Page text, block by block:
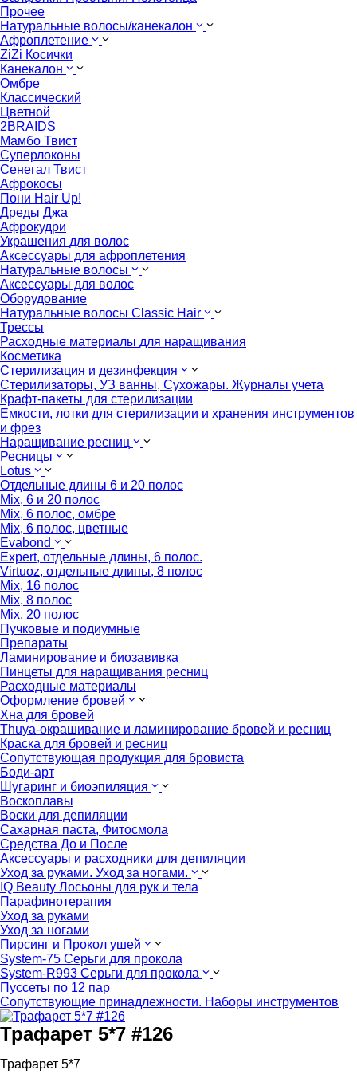
Прочее
Натуральные волосы/канекалон
Афроплетение
ZiZi Косички
Канекалон
Омбре
Классический
Цветной
2BRAIDS
Мамбо Твист
Суперлоконы
Сенегал Твист
Афрокосы
Пони Hair Up!
Дреды Джа
Афрокудри
Украшения для волос
Аксессуары для афроплетения
Натуральные волосы
Аксессуары для волос
Оборудование
Натуральные волосы Classic Hair
Трессы
Расходные материалы для наращивания
Косметика
Стерилизация и дезинфекция
Стерилизаторы, УЗ ванны, Сухожары. Журналы учета
Крафт-пакеты для стерилизации
Емкости, лотки для стерилизации и хранения инструментов
и фрез
Наращивание ресниц
Ресницы
Lotus
Отдельные длины 6 и 20 полос
Mix, 6 и 20 полос
Mix, 6 полос, омбре
Mix, 6 полос, цветные
Evabond
Expert, отдельные длины, 6 полос.
Virtuoz, отдельные длины, 8 полос
Mix, 16 полос
Mix, 8 полос
Mix, 20 полос
Пучковые и подиумные
Препараты
Ламинирование и биозавивка
Пинцеты для наращивания ресниц
Расходные материалы
Оформление бровей
Хна для бровей
Thuya-окрашивание и ламинирование бровей и ресниц
Краска для бровей и ресниц
Сопутствующая продукция для бровиста
Боди-арт
Шугаринг и биоэпиляция
Воскоплавы
Воски для депиляции
Сахарная паста, Фитосмола
Средства До и После
Аксессуары и расходники для депиляции
Уход за руками. Уход за ногами.
IQ Beauty Лосьоны для рук и тела
Парафинотерапия
Уход за руками
Уход за ногами
Пирсинг и Прокол ушей
System-75 Серьги для прокола
System-R993 Серьги для прокола
Пуссеты по 12 пар
Cопутствующие принадлежности. Наборы инструментов
Трафарет 5*7 #126
Трафарет 5*7